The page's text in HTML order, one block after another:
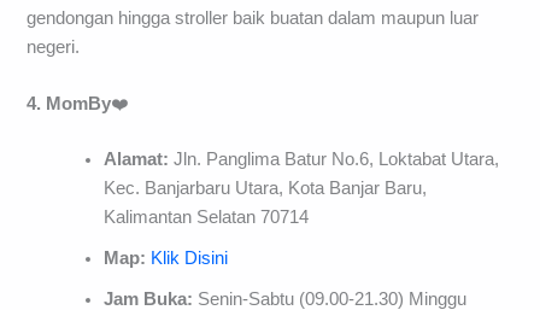
gendongan hingga stroller baik buatan dalam maupun luar
negeri.
4. MomBy❤️
Alamat:Jln. Panglima Batur No.6, Loktabat Utara,
Kec. Banjarbaru Utara, Kota Banjar Baru,
Kalimantan Selatan 70714
Map: Klik Disini
Jam Buka: Senin-Sabtu (09.00-21.30) Minggu